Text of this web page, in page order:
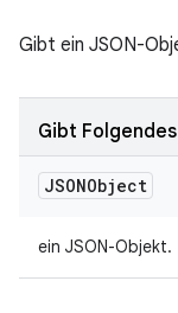
Gibt ein JSON-
Gibt
JSONObject
ein JSON-Objekt.